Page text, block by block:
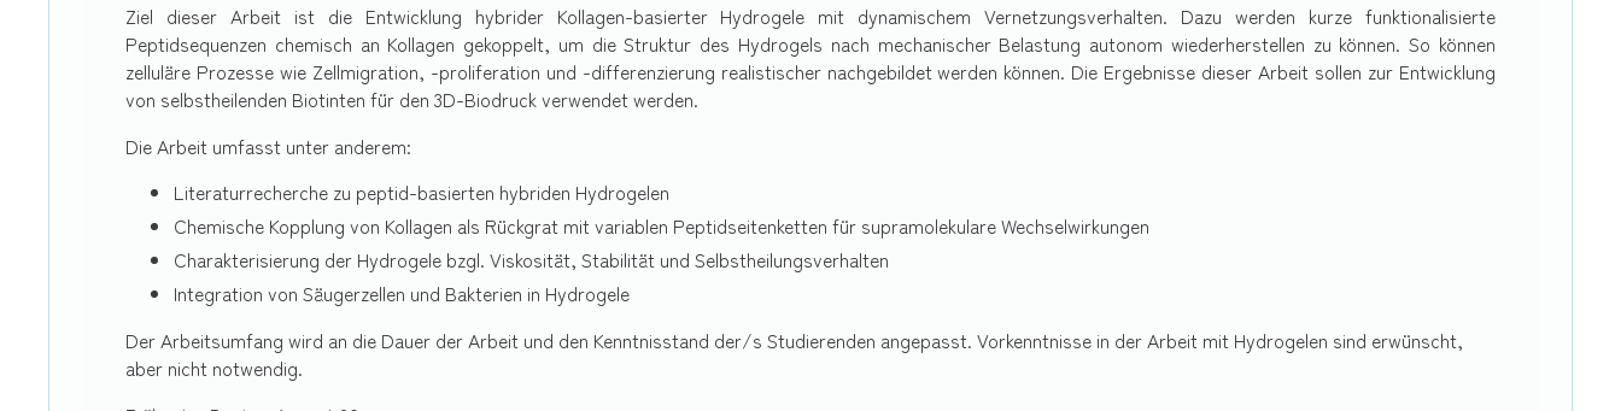
Ziel dieser Arbeit ist die Entwicklung hybrider Kollagen-basierter Hydrogele mit dynamischem Vernetzungsverhalten. Dazu werden kurze funktionalisierte
Peptidsequenzen chemisch an Kollagen gekoppelt, um die Struktur des Hydrogels nach mechanischer Belastung autonom wiederherstellen zu können. So können
zelluläre Prozesse wie Zellmigration, -proliferation und -differenzierung realistischer nachgebildet werden können. Die Ergebnisse dieser Arbeit sollen zur Entwicklung
von selbstheilenden Biotinten für den 3D-Biodruck verwendet werden.
Die Arbeit umfasst unter anderem:
Literaturrecherche zu peptid-basierten hybriden Hydrogelen
Chemische Kopplung von Kollagen als Rückgrat mit variablen Peptidseitenketten für supramolekulare Wechselwirkungen
Charakterisierung der Hydrogele bzgl. Viskosität, Stabilität und Selbstheilungsverhalten
Integration von Säugerzellen und Bakterien in Hydrogele
Der Arbeitsumfang wird an die Dauer der Arbeit und den Kenntnisstand der/s Studierenden angepasst. Vorkenntnisse in der Arbeit mit Hydrogelen sind erwünscht,
aber nicht notwendig.